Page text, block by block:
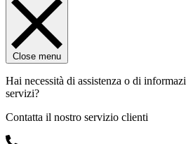
Close menu
Hai necessità di assistenza o di
servizi?
Contatta il nostro servizio clienti